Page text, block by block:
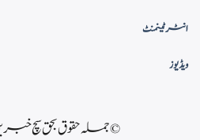
انٹرٹینمنٹ
ویڈیوز
© جملہ حقوق بحق سچ خبریں